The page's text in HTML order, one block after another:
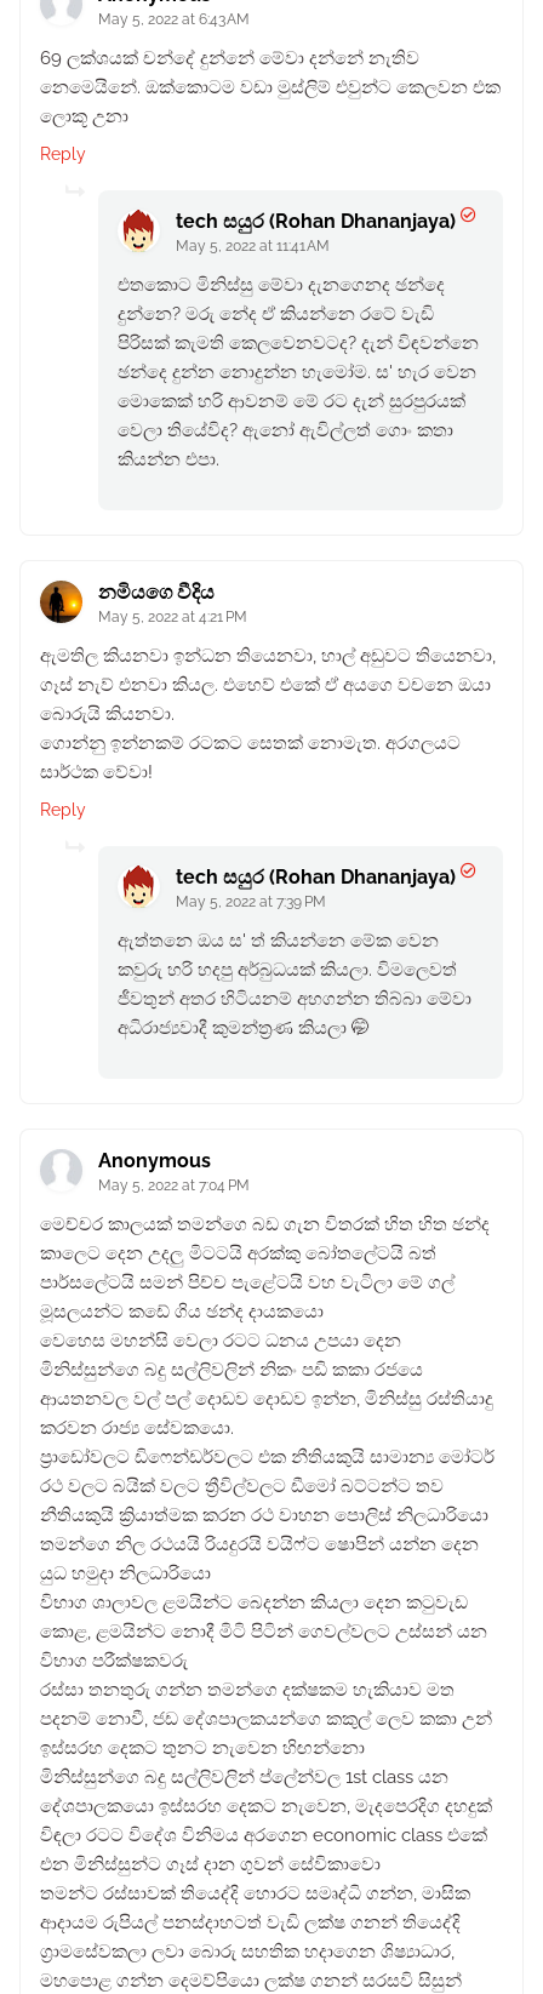
May 5, 2022 at 6:43 AM
69 ලක්ශයක් චන්දේ දුන්නේ මේවා දන්නේ නැතිව
නෙමෙයිනේ. ඔක්කොටම වඩා මුස්ලිම් එවුන්ට කෙලවන එක
ලොකූ උනා
Reply
tech සයුර (Rohan Dhananjaya)
May 5, 2022 at 11:41 AM
එතකොට මිනිස්සු මේවා දැනගෙනද ඡන්දෙ
දුන්නෙ? මරු නේද ඒ කියන්නෙ රටේ වැඩි
පිරිසක් කැමති කෙලවෙනවටද? දැන් විඳවන්නෙ
ඡන්දෙ දුන්න නොදුන්න හැමෝම. ස' හැර වෙන
මොකෙක් හරි ආවනම් මේ රට දැන් සුරපුරයක්
වෙලා තියේවිද? ඇනෝ ඇවිල්ලත් ගොං කතා
කියන්න එපා.
නමියගෙ වීදිය
May 5, 2022 at 4:21 PM
ඇමතිල කියනවා ඉන්ධන තියෙනවා, හාල් අඩුවට තියෙනවා,
ගෑස් නැව් එනවා කියල. එහෙව් එකේ ඒ අයගෙ වචනෙ ඔයා
බොරුයි කියනවා.
ගොන්නු ඉන්නකම් රටකට සෙතක් නොමැත. අරගලයට
සාර්ථක වේවා!
Reply
tech සයුර (Rohan Dhananjaya)
May 5, 2022 at 7:39 PM
ඇත්තනෙ ඔය ස' ත් කියන්නෙ මේක වෙන
කවුරු හරි හදපු අර්බුධයක් කියලා. විමලෙවත්
ජීවතුන් අතර හිටියනම් අහගන්න තිබ්බා මේවා
අධිරාජ්‍යවාදී කුමන්ත්‍රණ කියලා 🤭
Anonymous
May 5, 2022 at 7:04 PM
මෙච්චර කාලයක් තමන්ගෙ බඩ ගැන විතරක් හිත හිත ඡන්ද
කාලෙට දෙන උදලු මිටටයි අරක්කු බෝතලේටයි බත්
පාර්සලේටයි සමන් පිච්ච පැළේටයි වහ වැටිලා මේ ගල්
මූසලයන්ට කඩේ ගිය ඡන්ද දායකයො
වෙහෙස මහන්සි වෙලා රටට ධනය උපයා දෙන
මිනිස්සුන්ගෙ බදු සල්ලිවලින් නිකං පඩි කකා රජයෙ
ආයතනවල වල් පල් දොඩව දොඩව ඉන්න, මිනිස්සු රස්තියාදු
කරවන රාජ්‍ය සේවකයො.
ප්‍රාඩෝවලට ඩිෆෙන්ඩර්වලට එක නීතියකුයි සාමාන්‍ය මෝටර්
රථ වලට බයික් වලට ත්‍රීවිල්වලට ඩීමෝ බට්ටන්ට තව
නීතියකුයි ක්‍රියාත්මක කරන රථ වාහන පොලිස් නිලධාරියො
තමන්ගෙ නිල රථයයි රියදුරයි වයිෆ්ට ෂොපින් යන්න දෙන
යුධ හමුදා නිලධාරියො
විභාග ශාලාවල ළමයින්ට බෙදන්න කියලා දෙන කටුවැඩ
කොළ, ළමයින්ට නොදී මිටි පිටින් ගෙවල්වලට උස්සන් යන
විභාග පරීක්ෂකවරු
රස්සා තනතුරු ගන්න තමන්ගෙ දක්ෂකම හැකියාව මත
පදනම් නොවී, ජඩ දේශපාලකයන්ගෙ කකුල් ලෙව කකා උන්
ඉස්සරහ දෙකට තුනට නැවෙන හිඟන්නො
මිනිස්සුන්ගෙ බදු සල්ලිවලින් ප්ලේන්වල 1st class යන
දේශපාලකයො ඉස්සරහ දෙකට නැවෙන, මැදපෙරදිග දහදුක්
විඳලා රටට විදේශ විනිමය අරගෙන economic class එකේ
එන මිනිස්සුන්ට ගෑස් දාන ගුවන් සේවිකාවො
තමන්ට රස්සාවක් තියෙද්දි හොරට සමෘද්ධි ගන්න, මාසික
ආදායම රුපියල් පනස්දාහටත් වැඩි ලක්ෂ ගනන් තියෙද්දි
ග්‍රාමසේවකලා ලවා බොරු සහතික හදාගෙන ශිෂ්‍යාධාර,
මහපොළ ගන්න දෙමව්පියො ලක්ෂ ගනන් සරසවි සිසුන්